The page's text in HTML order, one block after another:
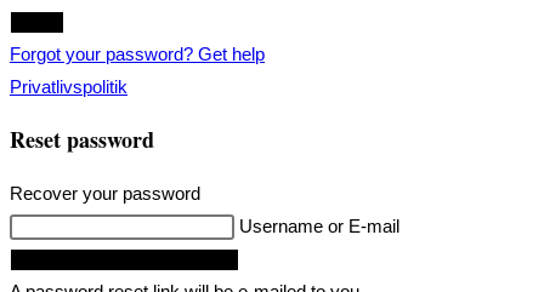
Forgot your password? Get help
Privatlivspolitik
Reset password
Recover your password
Username or E-mail